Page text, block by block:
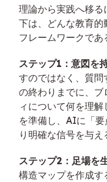
理論から実践へ移
下は、どんな教育的
フレームワークであ
ステップ1：意図を
すのではなく、質
の終わりまでに、
ィについて何を理
を準備し、AIに「
り明確な信号を与え
ステップ2：足場を
構造マップを作成